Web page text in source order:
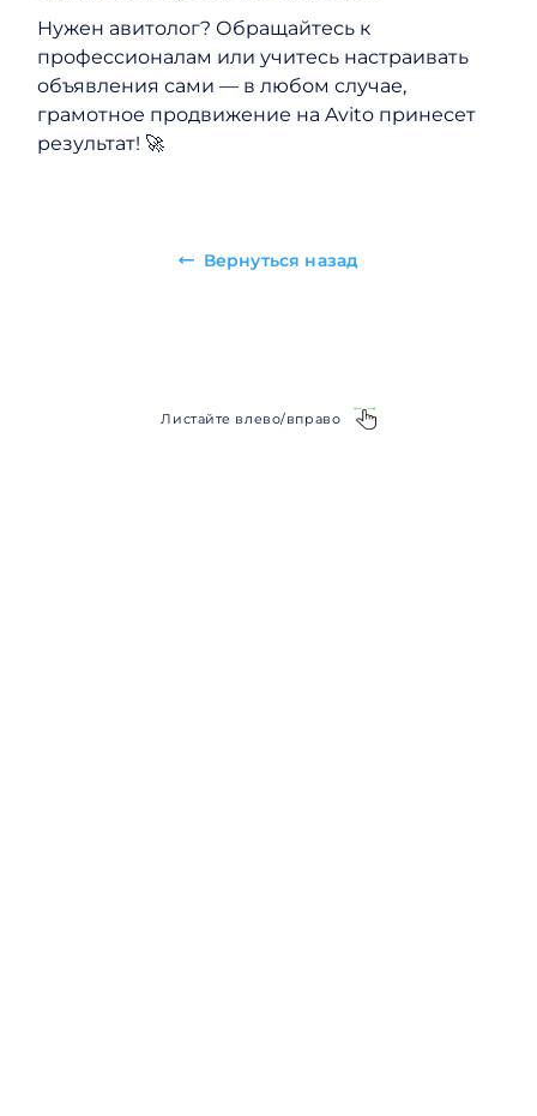
Нужен авитолог? Обращайтесь к
профессионалам или учитесь настраивать
объявления сами — в любом случае,
грамотное продвижение на Avito принесет
результат! 🚀
Вернуться назад
Листайте влево/вправо